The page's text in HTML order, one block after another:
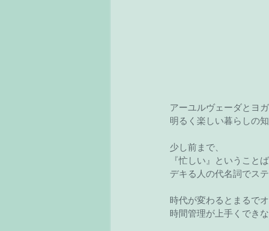
アーユルヴェーダとヨ
明るく楽しい暮らしの知
少し前まで、
『忙しい』ということば
デキる人の代名詞でス
時代が変わるとまるで
時間管理が上手くでき